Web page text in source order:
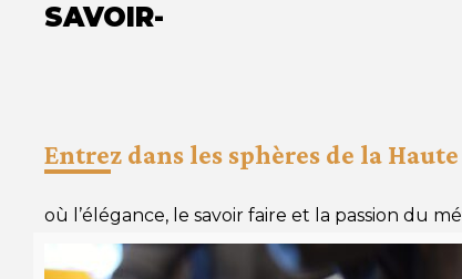
SAVOIR-
Entrez dans les sphères de la
où l’élégance, le savoir faire et la passion du